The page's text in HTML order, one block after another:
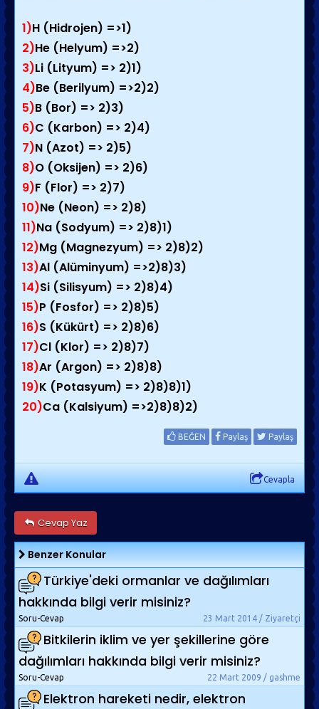
1)H (Hidrojen) =>1)
2)He (Helyum) =>2)
3)Li (Lityum) => 2)1)
4)Be (Berilyum) =>2)2)
5)B (Bor) => 2)3)
6)C (Karbon) => 2)4)
7)N (Azot) => 2)5)
8)O (Oksijen) => 2)6)
9)F (Flor) => 2)7)
10)Ne (Neon) => 2)8)
11)Na (Sodyum) => 2)8)1)
12)Mg (Magnezyum) => 2)8)2)
13)Al (Alüminyum) =>2)8)3)
14)Si (Silisyum) => 2)8)4)
15)P (Fosfor) => 2)8)5)
16)S (Kükürt) => 2)8)6)
17)Cl (Klor) => 2)8)7)
18)Ar (Argon) => 2)8)8)
19)K (Potasyum) => 2)8)8)1)
20)Ca (Kalsiyum) =>2)8)8)2)
BEĞEN Paylaş Paylaş
Cevapla
Cevap Yaz
Benzer Konular
Türkiye'deki ormanlar ve dağılımları
hakkında bilgi verir misiniz?
23 Mart 2014 / Ziyaretçi
Soru-Cevap
Bitkilerin iklim ve yer şekillerine göre
dağılımları hakkında bilgi verir misiniz?
22 Mart 2009 / gashme
Soru-Cevap
Elektron hareketi nedir, elektron